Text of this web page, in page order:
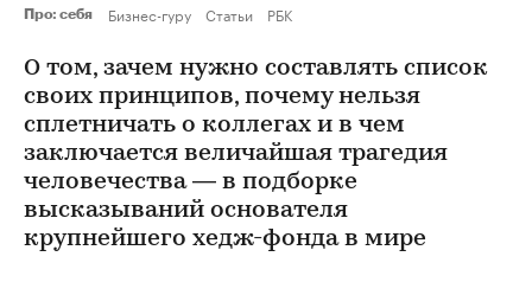
Про: себя Бизнес-гуру Статьи РБК
О том, зачем нужно составлять список
своих принципов, почему нельзя
сплетничать о коллегах и в чем
заключается величайшая трагедия
человечества — в подборке
высказываний основателя
крупнейшего хедж-фонда в мире